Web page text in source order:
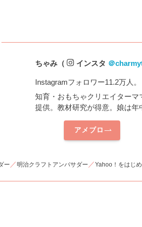
ちゃみ（ インスタ ＠
Instagramフォロワー11.2万人。
知育・おもちゃクリエイター
提供。教材研究が得意。娘は年
アメブロ
ー ／明治クラフトアンバサダー ／Yahoo！をはじ